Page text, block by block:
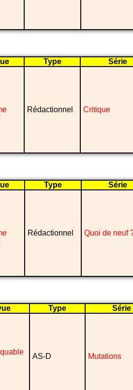
Type Série
Rédactionnel Critique
Type Série
Rédactionnel Quoi de neuf
Type Série
AS-D Mutations